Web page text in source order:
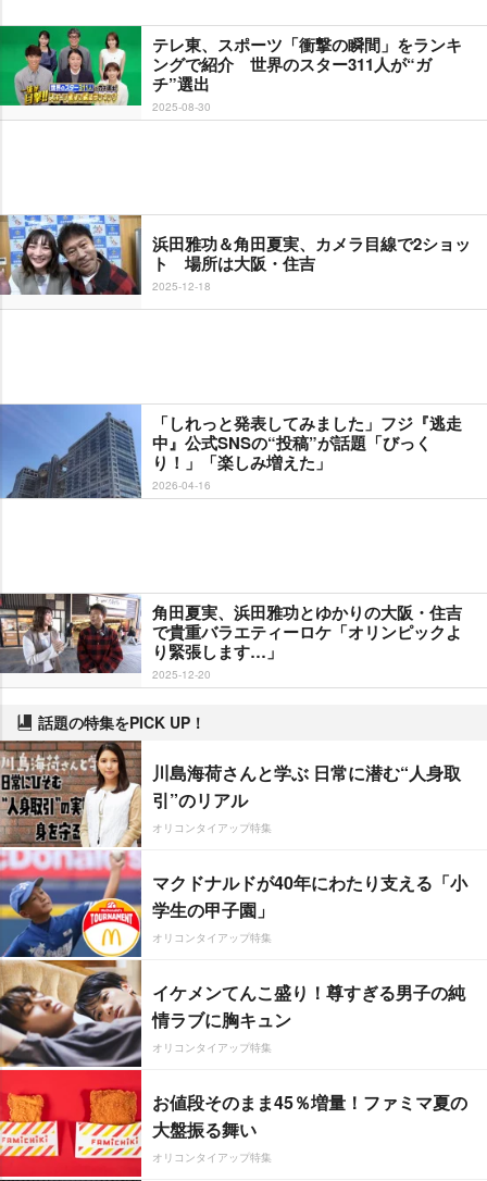
テレ東、スポーツ「衝撃の瞬間」をランキ
ングで紹介 世界のスター311人が“ガ
チ”選出
2025-08-30
浜田雅功＆角田夏実、カメラ目線で2ショッ
ト 場所は大阪・住吉
2025-12-18
「しれっと発表してみました」フジ『逃走
中』公式SNSの“投稿”が話題「びっく
り！」「楽しみ増えた」
2026-04-16
角田夏実、浜田雅功とゆかりの大阪・住吉
で貴重バラエティーロケ「オリンピックよ
り緊張します…」
2025-12-20
話題の特集をPICK UP！
川島海荷さんと学ぶ 日常に潜む“人身取
引”のリアル
オリコンタイアップ特集
マクドナルドが40年にわたり支える「小
学生の甲子園」
オリコンタイアップ特集
イケメンてんこ盛り！尊すぎる男子の純
情ラブに胸キュン
オリコンタイアップ特集
お値段そのまま45％増量！ファミマ夏の
大盤振る舞い
オリコンタイアップ特集